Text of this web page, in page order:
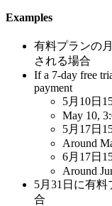
Examples
有料プランの
される場合
If a 7-day free
payment
5月10日
May 10,
5月17日
Around
6月17日
Around
5月31日に有
合